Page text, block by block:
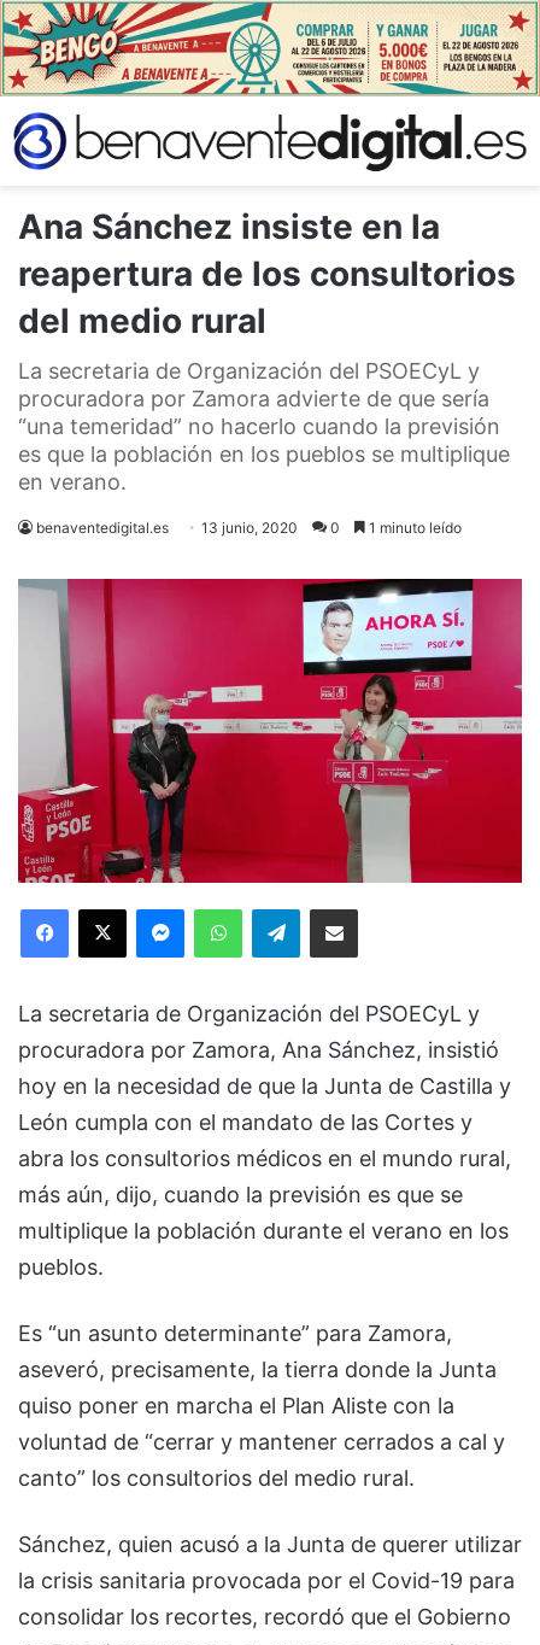
Ana Sánchez insiste en la
reapertura de los consultorios
del medio rural
La secretaria de Organización del PSOECyL y
procuradora por Zamora advierte de que sería
“una temeridad” no hacerlo cuando la previsión
es que la población en los pueblos se multiplique
en verano.
benaventedigital.es 13 junio, 2020 0 1 minuto leído
Facebook
X MessengerWhatsAppTelegramCompartir via Email
La secretaria de Organización del PSOECyL y
procuradora por Zamora, Ana Sánchez, insistió
hoy en la necesidad de que la Junta de Castilla y
León cumpla con el mandato de las Cortes y
abra los consultorios médicos en el mundo rural,
más aún, dijo, cuando la previsión es que se
multiplique la población durante el verano en los
pueblos.
Es “un asunto determinante” para Zamora,
aseveró, precisamente, la tierra donde la Junta
quiso poner en marcha el Plan Aliste con la
voluntad de “cerrar y mantener cerrados a cal y
canto” los consultorios del medio rural.
Sánchez, quien acusó a la Junta de querer utilizar
la crisis sanitaria provocada por el Covid-19 para
consolidar los recortes, recordó que el Gobierno